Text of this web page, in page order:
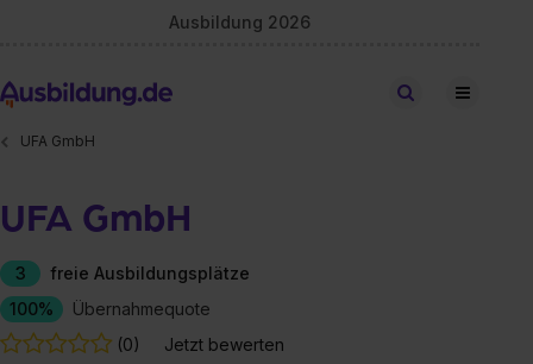
Ausbildung 2026
Stellen finden
UFA GmbH
UFA GmbH
3
freie Ausbildungsplätze
100%
Übernahmequote
(0)
Jetzt bewerten